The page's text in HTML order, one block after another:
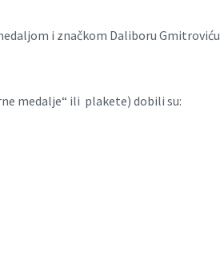
i značkom Daliboru Gmitroviću
medalje“ ili plakete) dobili su: